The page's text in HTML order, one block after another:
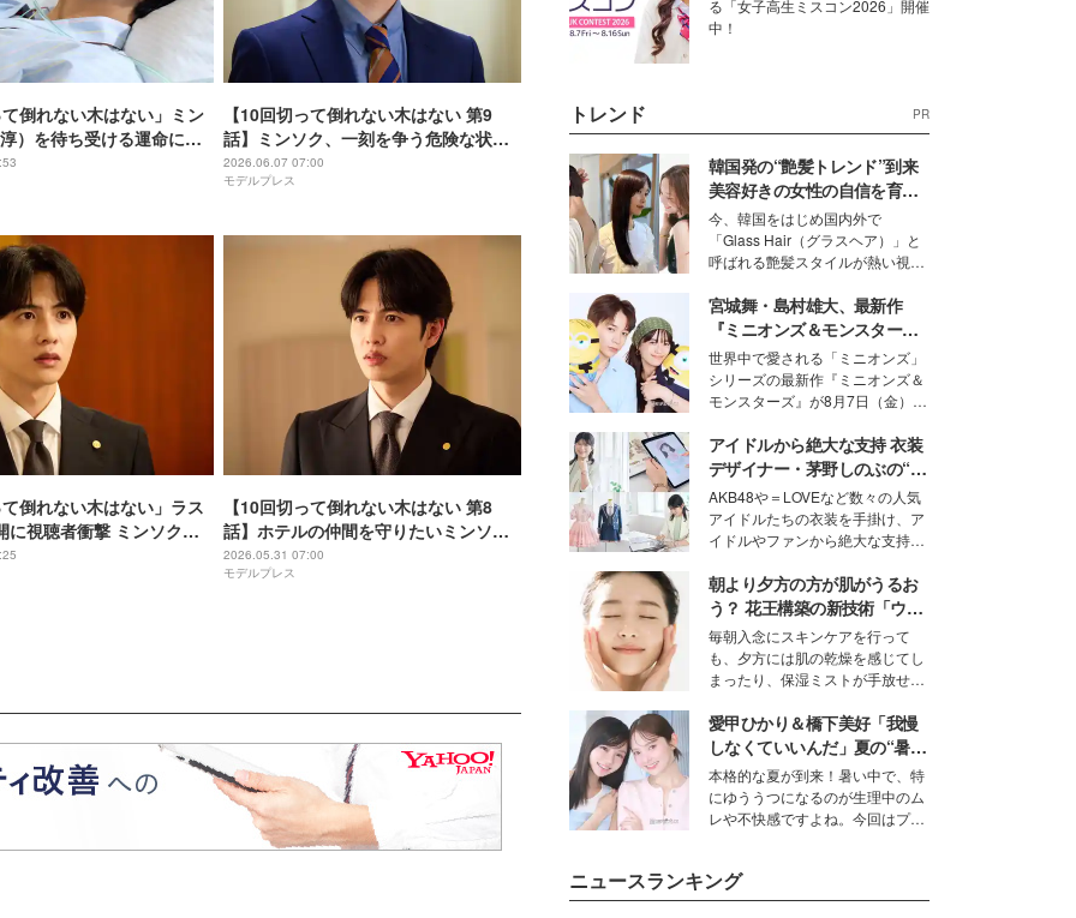
倒れない木はない」ミン
）を待ち受ける運命に
かれた」「涙が止まらな
【10回切って倒れない木はない 第9
話】ミンソク、一刻を争う危険な状態
に 拓人が予期せぬ行動に出る
2026.06.07 07:00
モデルプレス
倒れない木はない」ラス
に視聴者衝撃 ミンソク
襲った悲劇に「頭が追い
【10回切って倒れない木はない 第8
話】ホテルの仲間を守りたいミンソ
ク、決断下す
2026.05.31 07:00
モデルプレス
る「女子高生ミスコン2026」開催
中！
トレンド PR
韓国発の“艶髪トレンド”到来
美容好きの女性の自信を育む
「ヘアケア事情」って？
今、韓国をはじめ国内外で
「Glass Hair（グラスヘア）」と
呼ばれる艶髪スタイルが熱い視線
ションの完成度を高めるベースと
して、“髪そのものの美しさ”に改
めて注目する人が増えている様
子。今回は、そんな憧れの艶やか
な髪を日常で叶える、美容好きの
女性たちのヘアケア事情を紹介し
ます。
宮城舞・島村雄大、最新作
『ミニオンズ＆モンスター
ズ』の魅力熱弁 ハチャメチャ
だけじゃない“友情と絆”に感
動
世界中で愛される「ミニオンズ」
シリーズの最新作『ミニオンズ＆
モンスターズ』が8月7日（金）に
ニオン好き”という共通点を持つモ
デルの宮城舞と島村雄大の特別対
談をお届け！それぞれの視点か
ら、今作ならではの魅力や予想外
の感動をもたらす奥深いストーリ
ーについて熱く語り合ってもらっ
た。
アイドルから絶大な支持 衣装
デザイナー・茅野しのぶの“可
愛い”を作る美学＜「シチズン
クロスシー」インタビュー＞
AKB48や＝LOVEなど数々の人気
アイドルたちの衣装を手掛け、ア
イドルやファンから絶大な支持を
取締役兼クリエイティブディレク
ター・茅野しのぶ。一人ひとりの
個性に寄り添い、魅力を引き出す
衣装作りは、多くの女性たちに勇
気と自信を与え続けている。
朝より夕方の方が肌がうるお
う？ 花王構築の新技術「ウォ
ーターキャプチャリングスキ
ン（捕水肌）」がスキンケア
の常識を変える予感
毎朝入念にスキンケアを行って
も、夕方には肌の乾燥を感じてし
まったり、保湿ミストが手放せな
な美容の常識を大きく変える可能
性を秘めた、革新的な「Water
Capturing Skin（ウォーターキャ
プチャリングスキン：捕水肌）」
技術を、花王が構築した。
愛甲ひかり＆橋下美好「我慢
しなくていいんだ」夏の“暑さ
対策”の新しい選択肢とは？
本格的な夏が到来！暑い中で、特
にゆううつになるのが生理中のム
レや不快感ですよね。今回はプラ
好さんを迎えて本音で女子会トー
ク。猛暑のお出かけを快適に過ご
ニュースランキング